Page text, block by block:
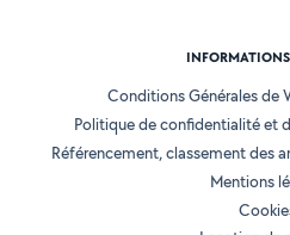
Conditions Générales de
Politique de confidentialité et
Référencement, classement des
Mentions